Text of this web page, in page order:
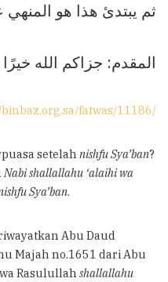
ثم يبتدئ هذا هو المنهي
المقدم: جزاكم الله
fatwas/11186/
setelah nishfu Sya’ban?
Nabi shallallahu ‘alaihi wa
Sya’ban.
Abu Daud
Majah no.1651 dari Abu
Rasulullah shallallahu